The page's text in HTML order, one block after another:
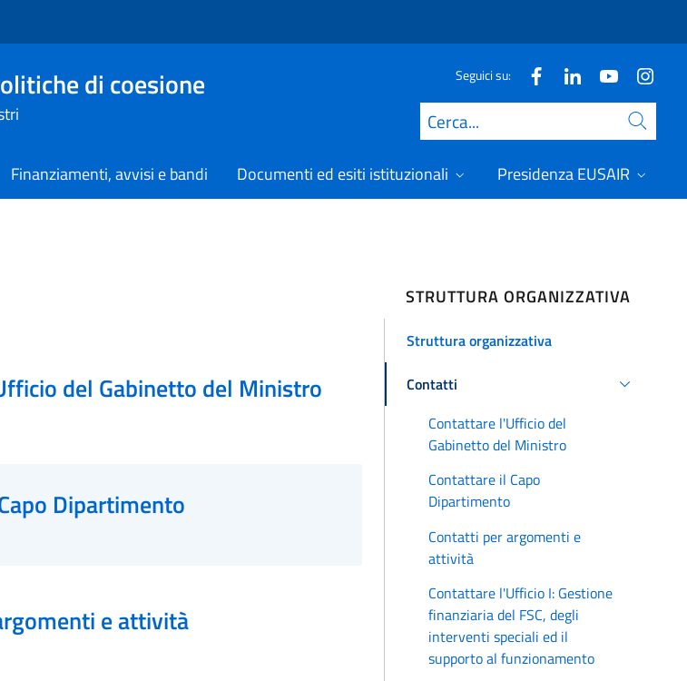
di coesione Seguici su:
Cerca
Finanziamenti, avvisi e bandi Documenti ed esiti istituzionali Presidenza EUSAIR
del Gabinetto del Ministro
Dipartimento
e attività
STRUTTURA ORGANIZZATIVA
Struttura organizzativa
Contatti
Contattare l'Ufficio del
Gabinetto del Ministro
Contattare il Capo
Dipartimento
Contatti per argomenti e
attività
Contattare l'Ufficio I: Gestione
finanziaria del FSC, degli
interventi speciali ed il
supporto al funzionamento